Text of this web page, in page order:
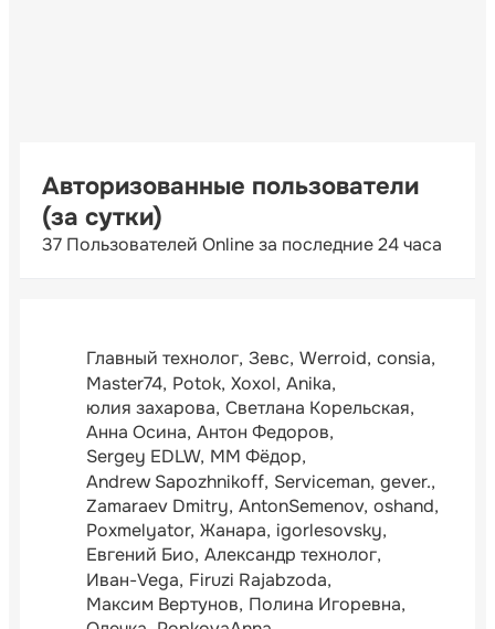
Авторизованные пользователи
(за сутки)
37 Пользователей Online за последние 24 часа
Главный технолог Зевс Werroid consia
Master74 Potok Xoxol Anika
юлия захарова Светлана Корельская
Анна Осина Антон Федоров
Sergey EDLW ММ Фёдор
Andrew Sapozhnikoff Serviceman gever.
Zamaraev Dmitry AntonSemenov oshand
Poxmelyator Жанара igorlesovsky
Евгений Био Александр технолог
Иван-Vega Firuzi Rajabzoda
Максим Вертунов Полина Игоревна